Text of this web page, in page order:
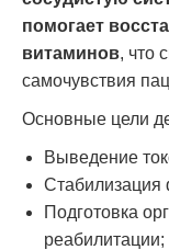
помогает
витаминов, что
самочувствия
Основные цели
Выведение
Стабилизация
Подготовка
реабилитации;